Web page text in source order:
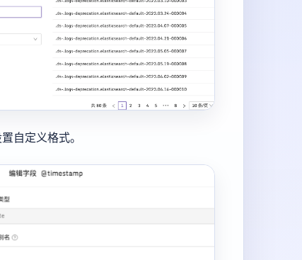
自定义格式。